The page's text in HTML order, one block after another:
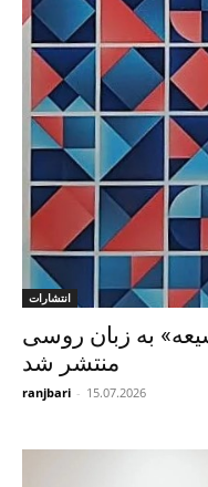
انتشارات
به زبان روسی
منتشر شد
ranjbari - 15.07.2026